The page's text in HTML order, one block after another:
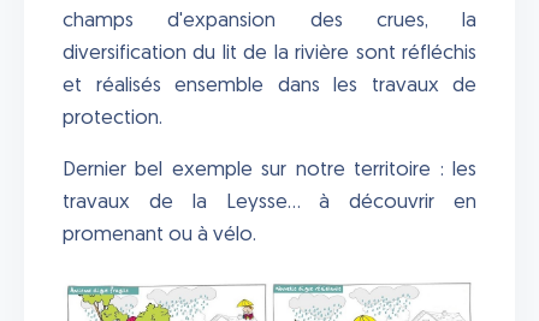
champs d'expansion des crues, la
diversification du lit de la rivière sont réfléchis
et réalisés ensemble dans les travaux de
protection.
Dernier bel exemple sur notre territoire : les
travaux de la Leysse... à découvrir en
promenant ou à vélo.